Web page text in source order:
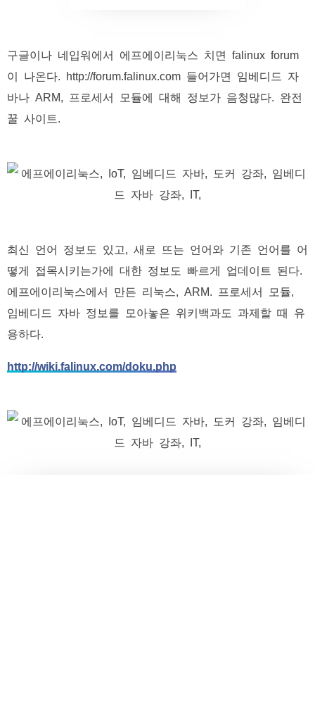
구글이나 네입워에서 에프에이리눅스 치면 falinux forum
이 나온다. http://forum.falinux.com 들어가면 임베디드 자
바나 ARM, 프로세서 모듈에 대해 정보가 음청많다. 완전
꿀 사이트.
최신 언어 정보도 있고, 새로 뜨는 언어와 기존 언어를 어
떻게 접목시키는가에 대한 정보도 빠르게 업데이트 된다.
에프에이리눅스에서 만든 리눅스, ARM. 프로세서 모듈,
임베디드 자바 정보를 모아놓은 위키백과도 과제할 때 유
용하다.
http://wiki.falinux.com/doku.php